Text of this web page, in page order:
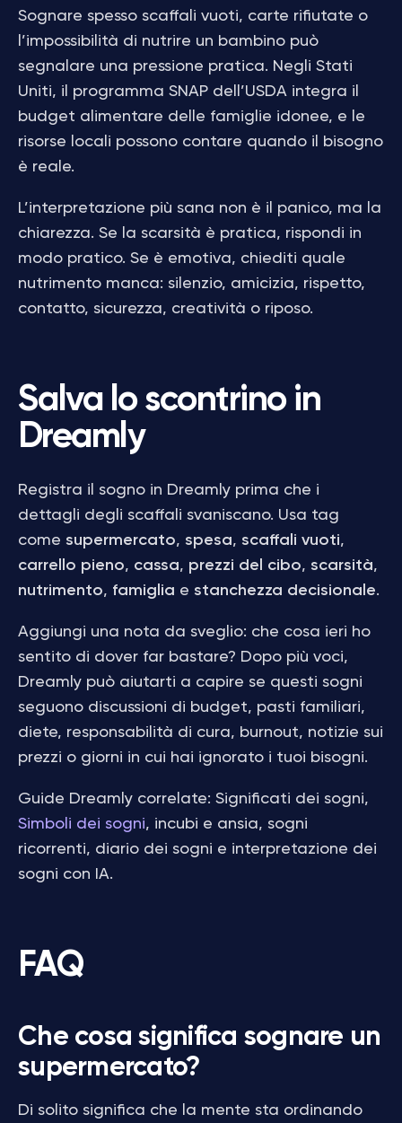
Sognare spesso scaffali vuoti, carte rifiutate o
l’impossibilità di nutrire un bambino può
segnalare una pressione pratica. Negli Stati
Uniti, il programma SNAP dell’USDA integra il
budget alimentare delle famiglie idonee, e le
risorse locali possono contare quando il bisogno
è reale.
L’interpretazione più sana non è il panico, ma la
chiarezza. Se la scarsità è pratica, rispondi in
modo pratico. Se è emotiva, chiediti quale
nutrimento manca: silenzio, amicizia, rispetto,
contatto, sicurezza, creatività o riposo.
Salva lo scontrino in
Dreamly
Registra il sogno in Dreamly prima che i
dettagli degli scaffali svaniscano. Usa tag
come supermercato, spesa, scaffali vuoti,
carrello pieno, cassa, prezzi del cibo, scarsità,
nutrimento, famiglia e stanchezza decisionale.
Aggiungi una nota da sveglio: che cosa ieri ho
sentito di dover far bastare? Dopo più voci,
Dreamly può aiutarti a capire se questi sogni
seguono discussioni di budget, pasti familiari,
diete, responsabilità di cura, burnout, notizie sui
prezzi o giorni in cui hai ignorato i tuoi bisogni.
Guide Dreamly correlate: Significati dei sogni,
Simboli dei sogni, incubi e ansia, sogni
ricorrenti, diario dei sogni e interpretazione dei
sogni con IA.
FAQ
Che cosa significa sognare un
supermercato?
Di solito significa che la mente sta ordinando